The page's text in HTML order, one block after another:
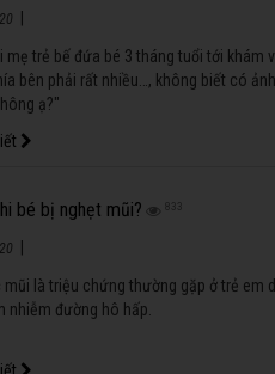
mẹ trẻ bế đứa bé 3 tháng tuổi tới khám
bên phải rất nhiều…, không biết có
ạ?"
bé bị nghẹt mũi? 833
mũi là triệu chứng thường gặp ở trẻ em
nhiễm đường hô hấp.